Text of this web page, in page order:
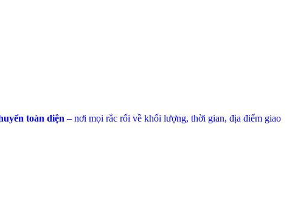
toàn diện – nơi mọi rắc rối về khối lượng, thời gian, địa điểm giao